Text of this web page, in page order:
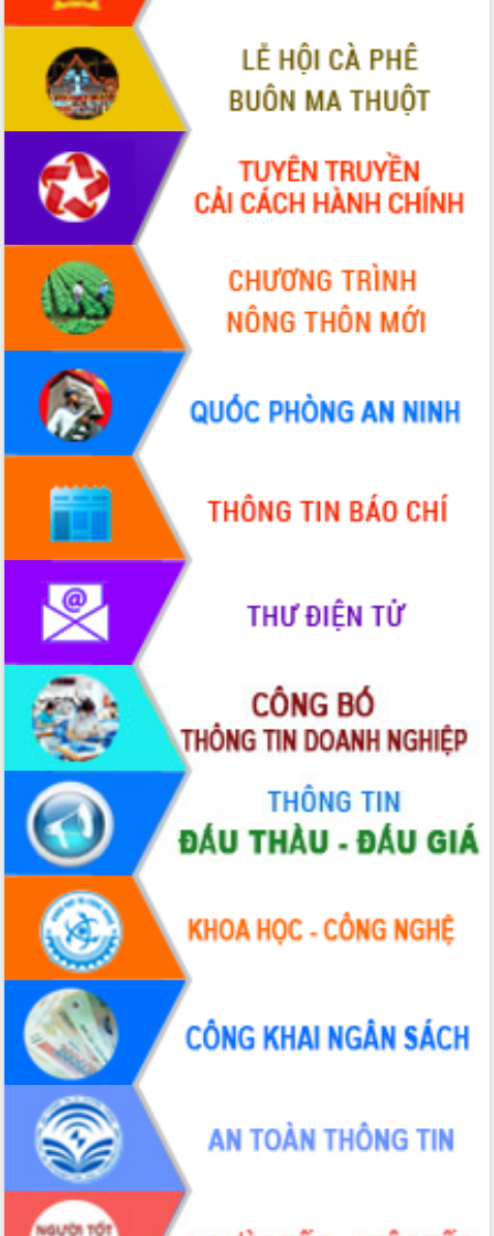
Đắk Lắk: Tôn vinh 46 giải pháp tại Hội
thi Sáng tạo Kỹ thuật 2024 - 2025
Đắk Lắk rà soát, điều chỉnh Đề án 190
về phát triển nuôi trồng thủy sản
Phó Chủ tịch UBND tỉnh Đắk Lắk
Trương Công Thái kiểm tra thực địa
Dự án cao tốc Khánh Hòa - Buôn Ma
Thuột
Định vị cà phê Việt Nam như một “di
sản sống” trong dòng chảy toàn cầu
Xây dựng nông thôn mới: Nâng cao đời
sống người dân từ những mô hình thiết
thực
Quyết liệt tháo gỡ vướng mắc, đẩy
nhanh tiến độ các dự án trọng điểm
trong Khu kinh tế Nam Phú Yên
Hòn Yến phát triển du lịch gắn với bảo
tồn biển
Lấy ý kiến điều chỉnh Quy hoạch tỉnh
Đắk Lắk thời kỳ 2021-2030, tầm nhìn
đến năm 2050
Phát động chiến dịch 30 ngày đêm
giải phóng mặt bằng Tuyến đường bộ
ven biển
Đắk Lắk nỗ lực thúc đẩy tăng trưởng
kinh tế từ 10% trở lên trong Quý
II/2026
Đắk Lắk ký kết thỏa thuận hợp tác về
chuyển đổi số giai đoạn 2026 – 2030
với Tập đoàn Bưu chính Viễn thông
Việt Nam
Thứ trưởng Bộ Y tế làm việc với tỉnh
Đắk Lắk về phát triển nhân lực y tế
cho trạm y tế cấp xã
Du lịch Đắk Lắk nâng tầm trải nghiệm
du khách thông qua Hệ thống cơ sở dữ
liệu và Bản đồ số
Tập huấn ứng dụng trí tuệ nhân tạo (AI)
trong thương mại điện tử năm 2026
Đoàn đại biểu Quốc hội tỉnh Đắk Lắk
trao đổi thông tin trước Kỳ họp thứ
nhất, Quốc hội khóa XVI
Quyết liệt cải cách hành chính, khơi
thông nguồn lực phát triển
Nâng cao hiệu lực, hiệu quả HĐND
tỉnh thông qua hiện đại hóa hành chính
Xã Ea Phê gắn cải cách hành chính với
chuyển đổi số
Phó Chủ tịch Thường trực UBND tỉnh
Hồ Thị Nguyên Thảo làm việc tại Trung
tâm Phục vụ hành chính công xã Ea